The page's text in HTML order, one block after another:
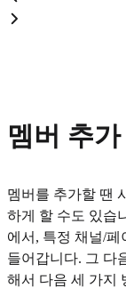
멤버 추가
멤버를 추가할 땐
하게 할 수도 있습
에서, 특정 채널/페
들어갑니다. 그 다
해서 다음 세 가지